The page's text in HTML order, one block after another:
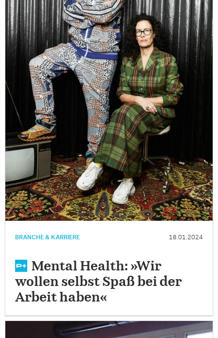
BRANCHE & KARRIERE 18.01.2024
Mental Health: »Wir
wollen selbst Spaß bei der
Arbeit haben«